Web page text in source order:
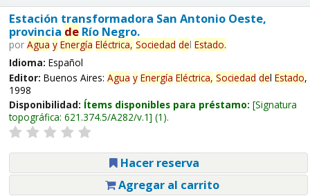
Estación transformadora San Antonio Oeste,
provincia deRío Negro.
por Agua y Energía Eléctrica, Sociedad del Estado.
Idioma: Español
Editor: Buenos Aires: Agua y Energía Eléctrica, Sociedad del Estado,
1998
Disponibilidad: Ítems disponibles para préstamo: Signatura
topográfica: 621.374.5/A282/v.1 (1).
Hacer reserva
Agregar al carrito